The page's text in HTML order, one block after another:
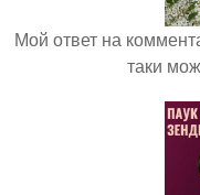
Мой ответ на
таки